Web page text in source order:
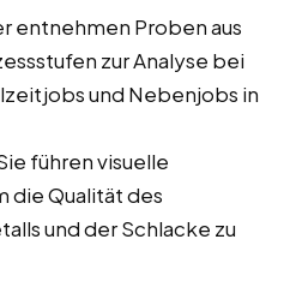
entnehmen Proben aus
zur Analyse bei
und Nebenjobs in
führen visuelle
die Qualität des
und der Schlacke zu